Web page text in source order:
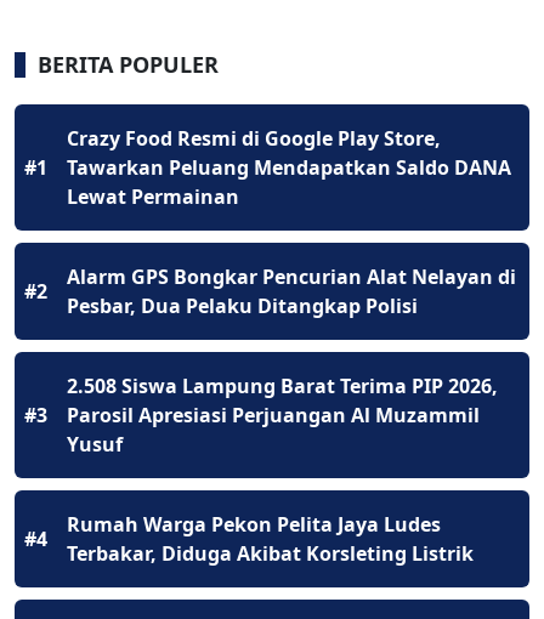
BERITA POPULER
#1
Crazy Food Resmi di Google Play Store,
Tawarkan Peluang Mendapatkan Saldo DANA
Lewat Permainan
#2
Alarm GPS Bongkar Pencurian Alat Nelayan di
Pesbar, Dua Pelaku Ditangkap Polisi
#3
2.508 Siswa Lampung Barat Terima PIP 2026,
Parosil Apresiasi Perjuangan Al Muzammil
Yusuf
#4
Rumah Warga Pekon Pelita Jaya Ludes
Terbakar, Diduga Akibat Korsleting Listrik